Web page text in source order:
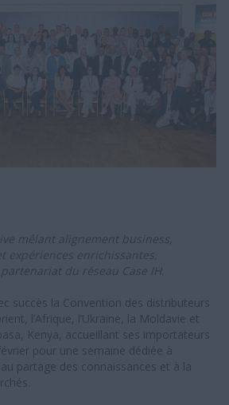
mêlant alignement business,
enrichissantes,
du réseau Case IH.
succès la Convention des distributeurs
l’Afrique, l’Ukraine, la Moldavie et
Kenya, accueillant ses importateurs
pour une semaine dédiée à
partage des connaissances et à la